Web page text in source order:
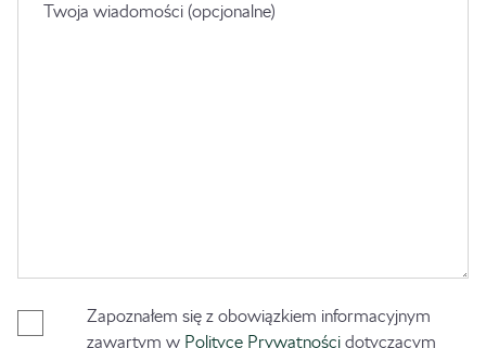
Twoja wiadomości (opcjonalne)
Zapoznałem się z obowiązkiem informacyjnym
zawartym w Polityce Prywatności dotyczącym